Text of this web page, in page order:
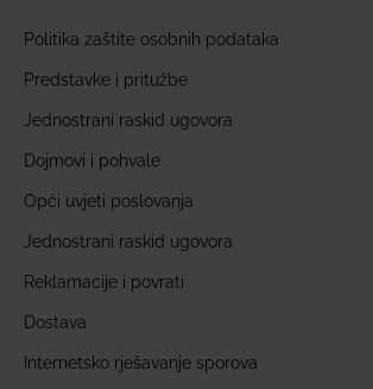
Politika zaštite osobnih podataka
Predstavke i pritužbe
Jednostrani raskid ugovora
Dojmovi i pohvale
Opći uvjeti poslovanja
Jednostrani raskid ugovora
Reklamacije i povrati
Dostava
Internetsko rješavanje sporova